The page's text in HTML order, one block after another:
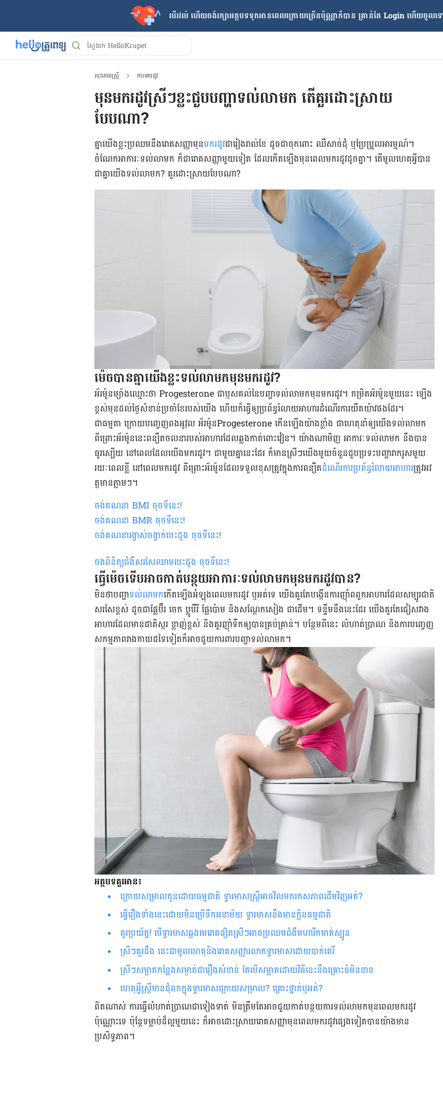
បើរវល់ ហើយចង់​រក្សាអត្ថបទទុកអានពេលក្រោយ​ច្រើនប៉ុណ្ណាក៏បាន គ្រាន់តែ​ Login ហើយចូលទ
សុខភាពស្ត្រី ការមករដូវ
មុនមករដូវស្រីៗខ្លះជួបបញ្ហាទល់លាមក តើគួរដោះស្រាយ
បែបណា?
គ្នា​យើង​​ខ្លះ​ប្រឈម​នឹង​រោគសញ្ញា​មុន​មក​រដូវ​ជា​រៀង​រាល់​ខែ ដូចជា​ចុក​ពោះ​ ឈឺ​សាច់​ដុំ​ ឬប្រែប្រួល​អារម្មណ៍។
ចំណែក​អាការៈ​ទល់​លាមក​ ក៏​ជា​រោគ​សញ្ញា​មួយ​ទៀត​ ​ដែល​កើត​ឡើង​​មុន​ពេល​មក​រដូវ​ដូច​គ្នា។ តើ​មូលហេតុ​អ្វី​បាន​
ជា​​គ្នា​យើង​ទល់​លាមក​​? គួរ​ដោះស្រាយ​បែប​ណា​?
ម៉េច​បាន​គ្នា​យើង​ខ្លះ​ទល់​លាមក​មុន​មក​រដូវ​?
​​​​អ័រម៉ូន​ម្យ៉ាង​ឈ្មោះ​ថា Progesterone ​ជា​ឫសគល់​នៃ​បញ្ហា​ទល់លាមក​មុន​មក​រដូវ​។ កម្រិត​អ័រម៉ូន​មួយ​នេះ ឡើង​
ខ្ពស់​មុន​​​​​ដល់​ថ្ងៃ​សំខាន់​ប្រចាំ​ខែ​របស់​យើង​ ហើយ​ក៏​ធ្វើ​ឲ្យ​ប្រព័ន្ធ​រំលាយ​អាហារ​ដំណើរការ​យឺតយ៉ាវ​ផង​ដែរ។
ជា​ធម្មតា ក្រោយ​​បញ្ចេញ​ពង​អូវុល​ ​​​អ័រម៉ូន​Progesterone កើន​ឡើង​យ៉ាង​ខ្លាំង ជា​ហេតុ​នាំ​ឲ្យ​យើង​ទល់​លាមក​
ពីព្រោះ​អ័រម៉ូន​នេះ​ពន្យឺត​ចលនា​របស់​អាហារ​​ដែល​ឆ្លង​កាត់​ពោះវៀន។ យ៉ាង​ណា​មិញ អាការៈ​ទល់​លាមក​ នឹង​បាន​
ធូរ​ស្បើយ​ នៅ​ពេល​ដែល​យើង​មក​រដូវ​។​ ជាមួយ​គ្នា​នេះ​ដែរ ក៏​មាន​ស្រី​ៗ​យើង​មួយ​ចំនួន​​ជួប​ប្រទះ​បញ្ហា​រាករូស​​មួយ​
រយៈពេល​ខ្លី​ នៅ​ពេល​មក​រដូវ ពីព្រោះ​អ័រម៉ូន​ដែល​​ទទួល​ខុស​ត្រូវ​ក្នុង​ការ​ពន្យឺត​ដំណើរការ​​ប្រព័ន្ធ​រំលាយ​អាហារ​​​ត្រូវ​​អវ
ត្ដមាន​ភ្លាម​ៗ។
ចង់គណនា BMI ចុចទីនេះ!
ចង់គណនា BMR ចុចទីនេះ!
ចង់គណនារង្វាស់ចង្វាក់បេះដូង ចុចទីនេះ!
ចងពិនិត្យជំងឺសរសៃឈាមបេះដូង ចុចទីនេះ!
​ធ្វើ​ម៉េច​ទើប​អាច​កាត់បន្ថយ​អាការៈ​​ទល់លាមក​មុន​មក​រដូវ​បាន​?
មិន​ថា​បញ្ហា​ទល់​លាមក​កើត​ឡើង​អំឡុង​ពេល​មក​រដូវ​ ឬ​អត់​ទេ យើង​គួរ​តែ​បង្កើន​ការ​ញ៉ាំ​ពពួក​​អាហារ​ដែល​សម្បូរ​ជាតិ​
សរសៃ​ខ្ពស់​​ ដូចជា​​ផ្លែ​ប៊ឺរ ចេក​ ប្លូបឺរី ផ្លែ​ប៉ោម​ និង​សណ្ដែក​សៀង ជាដើម។ ទន្ទឹម​នឹង​នេះ​ដែរ​ យើង​គួរ​តែ​ជៀសវាង​
អាហារ​ដែល​មាន​ជាតិ​ស្ករ ខ្លាញ់ខ្ពស់ និង​គួរ​​ញ៉ាំ​ទឹក​ឲ្យ​បាន​គ្រប់គ្រាន់​។ បន្ថែម​ពី​នេះ លំហាត់​ប្រាណ​ និង​ការ​បញ្ចេញ​
សកម្មភាព​រាងកាយ​ដទៃ​ទៀត​ក៏​អាច​ជួយ​ការពារ​បញ្ហា​ទល់​លាមក​​។
អត្ថបទគួរអាន៖
ក្រោយ​សម្រាលកូន​ដោយធម្មជាតិ ទ្វារមាសស្រ្តីអាចវិលមករកសភាពដើមវិញអត់?​
ធ្វើរឿងទាំងនេះដោយមិនប្រើទឹកអនាម័យ ទ្វារមាសនឹងមានក្លិនធម្មជាតិ
គួរប្រយ័ត្ន! បើទ្វារមាសឆ្លងមេរោគផ្សិតស្រីៗអាចប្រឈមជំងឺមហារីកមាត់ស្បូន
ស្រីៗគួរដឹង នេះជាមូល​ហេតុនិង​រោគសញ្ញារលាកទ្វារមាសដោយបាក់តេរី​
ស្រីៗ​សម្អាតកន្លែងសម្ងាត់ជារឿងសំខាន់ តែ​បើសម្អាតដោយវិធីនេះនឹង​គ្រោះធំមិនខាន
ហេតុអ្វីស្ត្រីមានដុំពកក្នុងទ្វារមាសក្រោយសម្រាល? គ្រោះថ្នាក់ឬអត់?
ពិត​ណាស់​ ការ​​ធ្វើ​លំហាត់​ប្រាណ​ជា​ទៀងទាត់​ មិន​ត្រឹម​តែ​អាច​ជួយ​កាត់​បន្ថយ​ការ​ទល់​លាមក​មុន​ពេល​មក​រដូវ​
ប៉ុណ្ណោះ​ទេ​ ប៉ុន្តែ​ទម្លាប់​ដ៏​ល្អ​មួយ​​នេះ ក៏​អាច​ដោះស្រាយ​រោគសញ្ញា​មុន​ពេល​មក​រដូវ​ផ្សេង​ទៀត​​បាន​យ៉ាង​មាន​
ប្រសិទ្ធភាព​។